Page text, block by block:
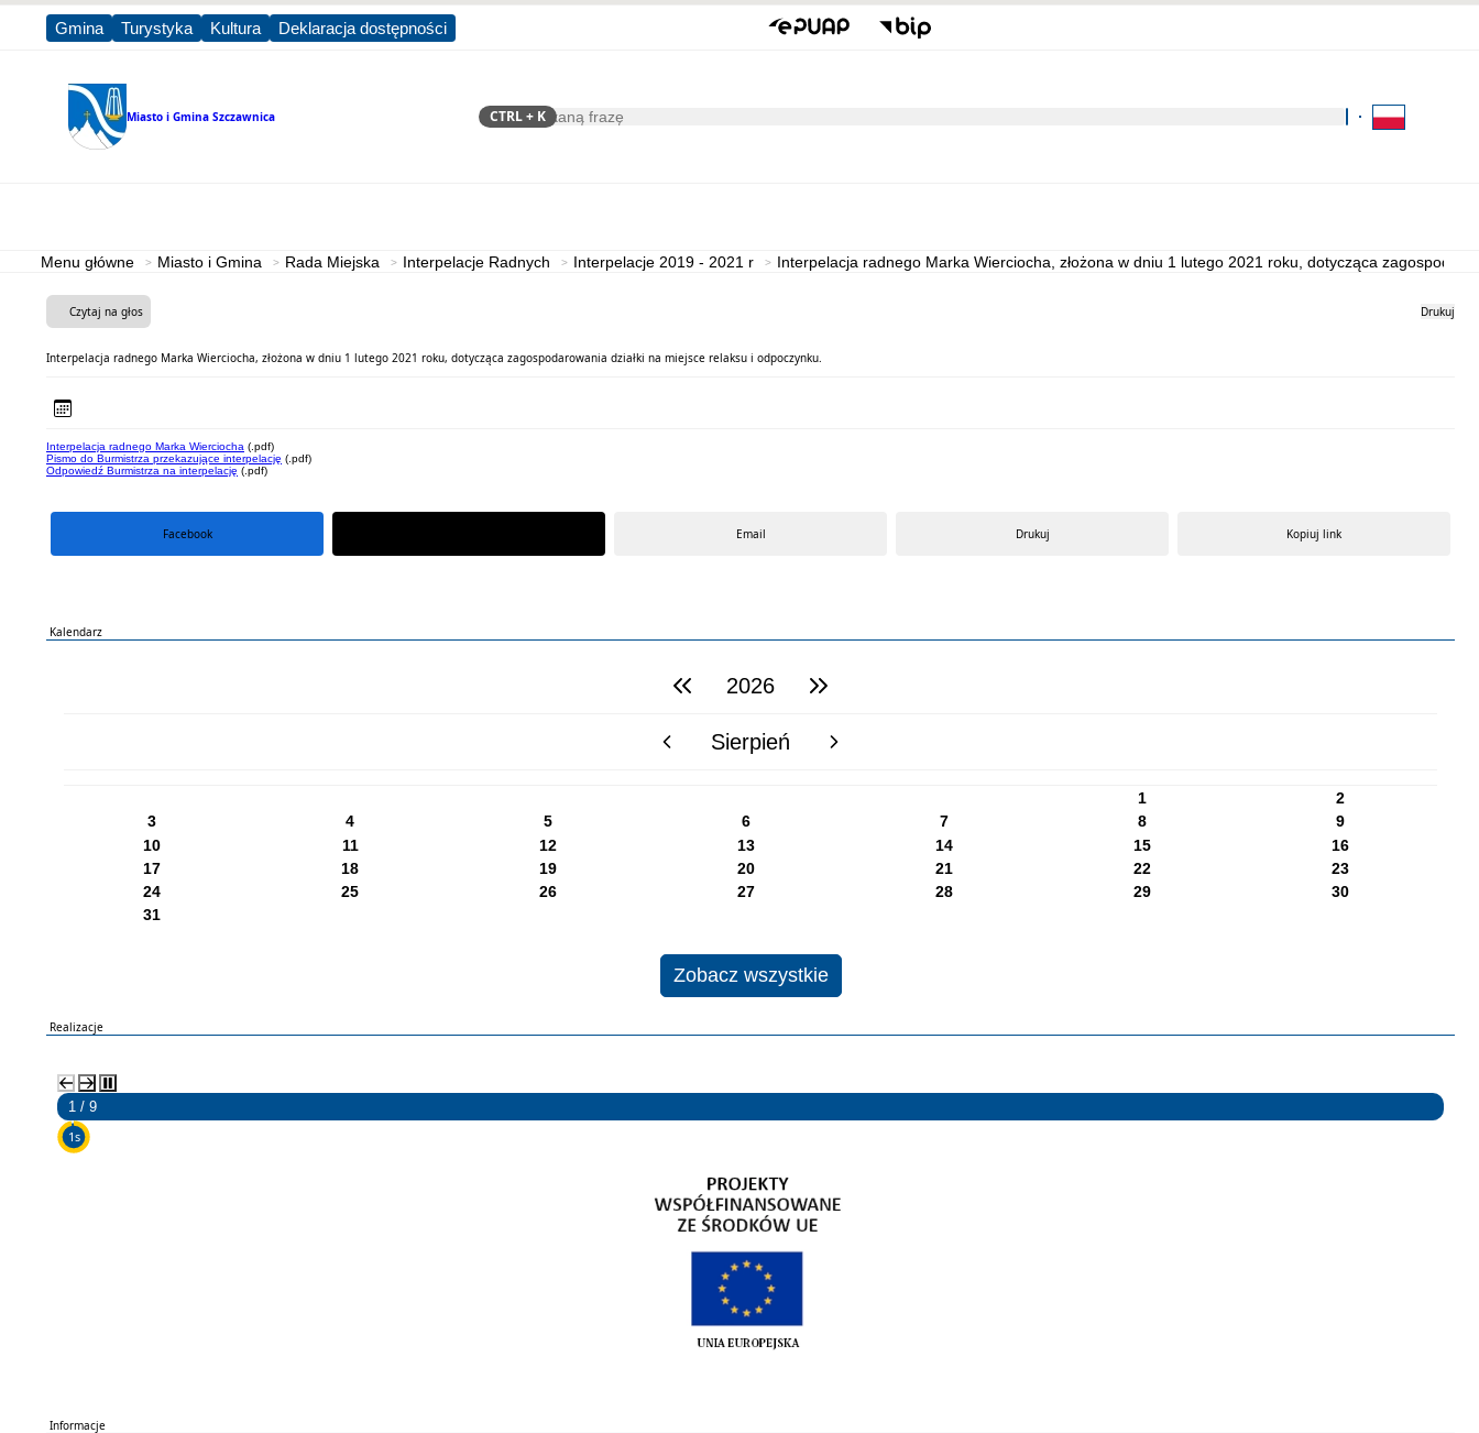
Gmina Turystyka Kultura Deklaracja dostępności
Miasto i Gmina Szczawnica Szukaj
CTRL+ K
Kliknij aby wyszukać za
Menu główne Miasto i Gmina Rada Miejska Interpelacje Radnych Interpelacje 2019 - 2021 r Interpelacja radnego Marka Wierciocha, złożona w dniu 1 lutego 2021 roku, dotycząca
Czytaj na głos Drukuj
Interpelacja radnego Marka Wierciocha, złożona w dniu 1 lutego 2021 roku, dotycząca zagospodarowania działki na miejsce relaksu i odpoczynku.
Interpelacja radnego Marka Wierciocha (.pdf)
Pismo do Burmistrza przekazujące interpelację (.pdf)
Odpowiedź Burmistrza na interpelację (.pdf)
Facebook Email Drukuj Kopiuj link
Kalendarz
poprzedni rok2026 następny rok
poprzedni miesiącSierpień następny miesiąc
1
2
3
4 5 6 7 8
9
10
11 12 13 14 15
16
17
18 19 20 21 22
23
24
25 26 27 28 29
30
31
Zobacz wszystkie
Realizacje
2 / 9
5s
Gospodarka niskoemisyjna
Informacje